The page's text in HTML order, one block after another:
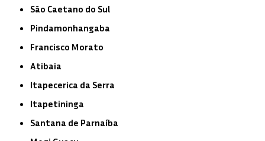
São Caetano do Sul
Pindamonhangaba
Francisco Morato
Atibaia
Itapecerica da Serra
Itapetininga
Santana de Parnaíba